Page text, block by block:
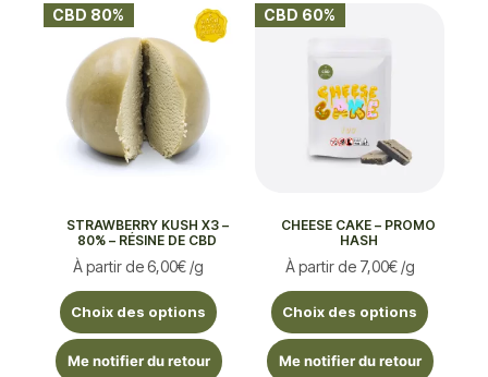
CBD 80%
STRAWBERRY KUSH X3 –
80% – RÉSINE DE CBD
À partir de6,00€ /g
Choix des options
Me notifier du retour
CBD 60%
CHEESE CAKE – PROMO
HASH
À partir de 7,00€ /g
Choix des options
Me notifier du retour